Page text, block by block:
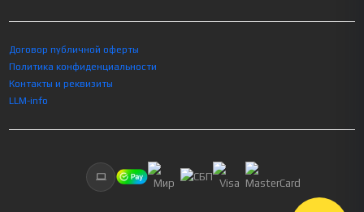
Договор публичной оферты
Политика конфиденциальности
Контакты и реквизиты
LLM-info